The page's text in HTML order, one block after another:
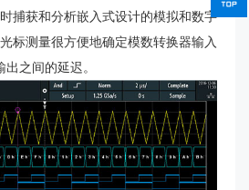
捕获和分析嵌入式设计的模拟和数字
标测量很方便地确定模数转换器输入
出之间的延迟。